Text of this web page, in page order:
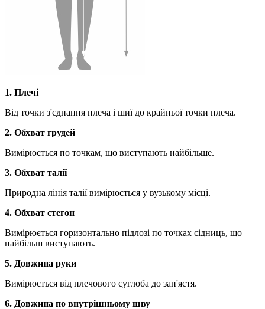
1. Плечі
Від точки з'єднання плеча і шиї до крайньої точки плеча.
2. Обхват грудей
Вимірюється по точкам, що виступають найбільше.
3. Обхват талії
Природна лінія талії вимірюється у вузькому місці.
4. Обхват стегон
Вимірюється горизонтально підлозі по точках сідниць, що
найбільш виступають.
5. Довжина руки
Вимірюється від плечового суглоба до зап'ястя.
6. Довжина по внутрішньому шву